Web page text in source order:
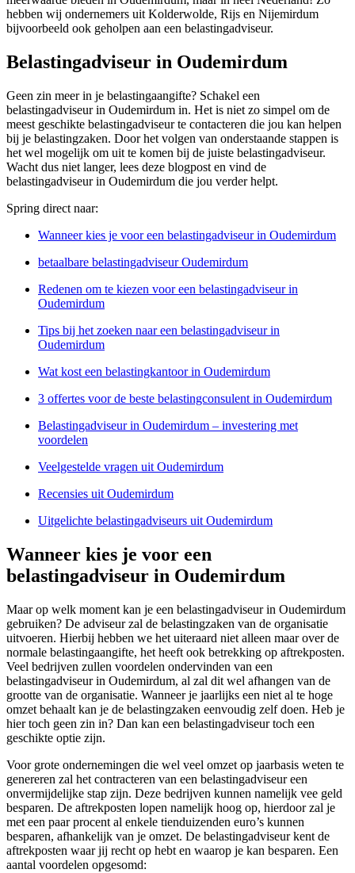
hebben wij ondernemers uit Kolderwolde, Rijs en Nijemirdum
bijvoorbeeld ook geholpen aan een belastingadviseur.
Belastingadviseur in Oudemirdum
Geen zin meer in je belastingaangifte? Schakel een
belastingadviseur in Oudemirdum in. Het is niet zo simpel om de
meest geschikte belastingadviseur te contacteren die jou kan helpen
bij je belastingzaken. Door het volgen van onderstaande stappen is
het wel mogelijk om uit te komen bij de juiste belastingadviseur.
Wacht dus niet langer, lees deze blogpost en vind de
belastingadviseur in Oudemirdum die jou verder helpt.
Spring direct naar:
Wanneer kies je voor een belastingadviseur in Oudemirdum
betaalbare belastingadviseur Oudemirdum
Redenen om te kiezen voor een belastingadviseur in
Oudemirdum
Tips bij het zoeken naar een belastingadviseur in
Oudemirdum
Wat kost een belastingkantoor in Oudemirdum
3 offertes voor de beste belastingconsulent in Oudemirdum
Belastingadviseur in Oudemirdum – investering met
voordelen
Veelgestelde vragen uit Oudemirdum
Recensies uit Oudemirdum
Uitgelichte belastingadviseurs uit Oudemirdum
Wanneer kies je voor een
belastingadviseur in Oudemirdum
Maar op welk moment kan je een belastingadviseur in Oudemirdum
gebruiken? De adviseur zal de belastingzaken van de organisatie
uitvoeren. Hierbij hebben we het uiteraard niet alleen maar over de
normale belastingaangifte, het heeft ook betrekking op aftrekposten.
Veel bedrijven zullen voordelen ondervinden van een
belastingadviseur in Oudemirdum, al zal dit wel afhangen van de
grootte van de organisatie. Wanneer je jaarlijks een niet al te hoge
omzet behaalt kan je de belastingzaken eenvoudig zelf doen. Heb je
hier toch geen zin in? Dan kan een belastingadviseur toch een
geschikte optie zijn.
Voor grote ondernemingen die wel veel omzet op jaarbasis weten te
genereren zal het contracteren van een belastingadviseur een
onvermijdelijke stap zijn. Deze bedrijven kunnen namelijk vee geld
besparen. De aftrekposten lopen namelijk hoog op, hierdoor zal je
met een paar procent al enkele tienduizenden euro’s kunnen
besparen, afhankelijk van je omzet. De belastingadviseur kent de
aftrekposten waar jij recht op hebt en waarop je kan besparen. Een
aantal voordelen opgesomd: